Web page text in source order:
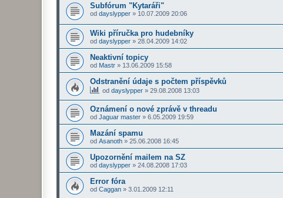
Subfórum "Kytaráři"
od dayslypper » 10.07.2009 20:06
Wiki příručka pro hudebníky
od dayslypper » 28.04.2009 14:02
Neaktivní topicy
od Mastr » 13.06.2009 15:58
Odstranění údaje s počtem příspěvků
od dayslypper » 29.08.2008 13:03
Oznámení o nové zprávě v threadu
od Jaguar master » 6.05.2009 19:59
Mazání spamu
od Asanoth » 25.06.2008 16:45
Upozornění mailem na SZ
od dayslypper » 24.08.2008 17:03
Error fóra
od Caggan » 3.01.2009 12:11